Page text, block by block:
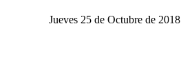
Jueves 25 de Octubre de 2018